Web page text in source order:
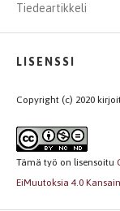
Tiedeartikkeli
LISENSSI
Copyright (c) 2020
Tämä työ on lisensoitu
EiMuutoksia 4.0